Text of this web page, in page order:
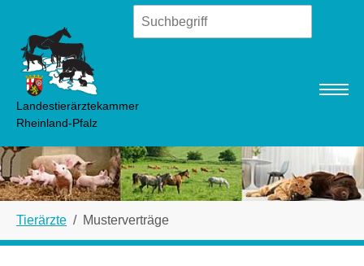
Zum Hauptinhalt springen
Landestierärztekammer
Rheinland-Pfalz
Tierärzte Musterverträge